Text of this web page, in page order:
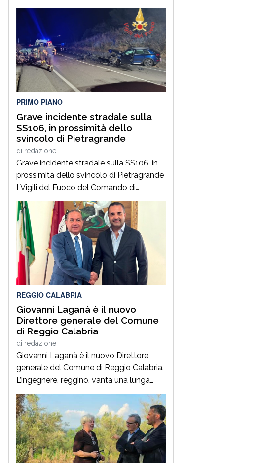
PRIMO PIANO
Grave incidente stradale sulla
SS106, in prossimità dello
svincolo di Pietragrande
di redazione
Grave incidente stradale sulla SS106, in
prossimità dello svincolo di Pietragrande
I Vigili del Fuoco del Comando di
Catanzaro, Distaccamento di Soverato,
sono intervenuti sulla SS106, in
prossimità dello svincolo per la località
Pietragrande, per un grave incidente
stradale che ha coinvolto una Fiat
Panda, un’Audi e una motocicletta.Nel
sinistro ha perso la vita il […]
REGGIO CALABRIA
Giovanni Laganà è il nuovo
Direttore generale del Comune
di Reggio Calabria
di redazione
Giovanni Laganà è il nuovo Direttore
generale del Comune di Reggio Calabria.
L’ingegnere, reggino, vanta una lunga
esperienza ai vertici della pubblica
amministrazione e della gestione delle
infrastrutture in Calabria ed in Sicilia. È
stato Vice Direttore regionale Anas
Sicilia, Capo Compartimento Anas
Calabria, Direttore generale della